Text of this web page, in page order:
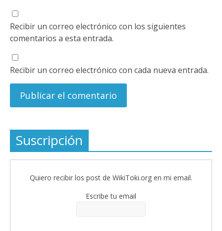
Recibir un correo electrónico con los siguientes
comentarios a esta entrada.
Recibir un correo electrónico con cada nueva entrada.
Suscripción
Quiero recibir los post de WikiToki.org en mi email.
Escribe tu email